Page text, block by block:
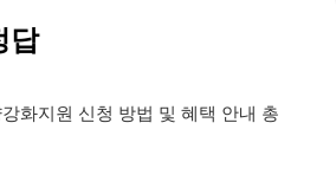
답
화지원 신청 방법 및 혜택 안내 총